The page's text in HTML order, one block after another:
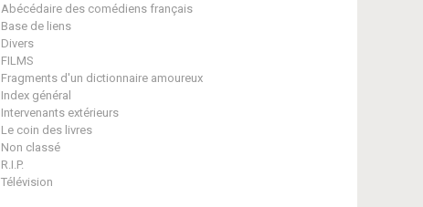
Abécédaire des comédiens français
Base de liens
Divers
FILMS
Fragments d'un dictionnaire amoureux
Index général
Intervenants extérieurs
Le coin des livres
Non classé
R.I.P.
Télévision